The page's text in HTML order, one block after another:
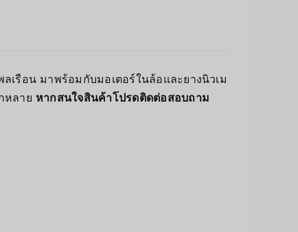
รือน มาพร้อมกับมอเตอร์ในล้อและยางนิวเม
หลาย หากสนใจสินค้าโปรดติดต่อสอบถาม